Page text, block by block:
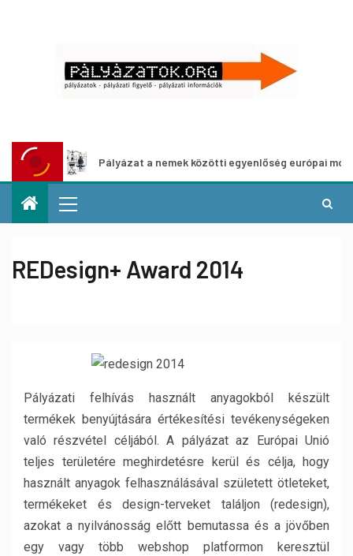
Pályázat a nemek közötti egyenlőség európai
REDesign+ Award 2014
Pályázati felhívás használt anyagokból készült
termékek benyújtására értékesítési tevékenységeken
való részvétel céljából. A pályázat az Európai Unió
teljes területére meghirdetésre kerül és célja, hogy
használt anyagok felhasználásával született ötleteket,
termékeket és design-terveket találjon (redesign),
azokat a nyilvánosság előtt bemutassa és a jövőben
egy vagy több webshop platformon keresztül